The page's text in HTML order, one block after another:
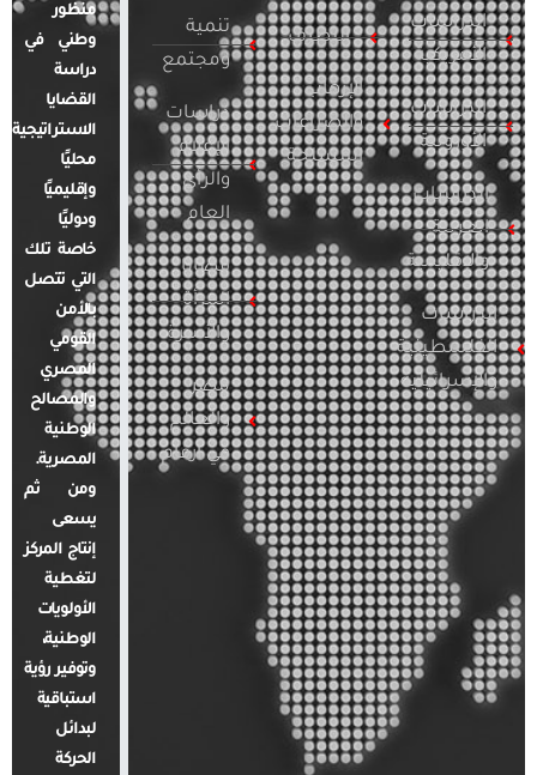
الدراسات
الأمريكية
الدراسات
الأوروبية
الدراسات
العربية
والإقليمية
الدراسات
الفلسطينية
والإسرائيلية
التطرف
الإرهاب
والصراعات
المسلحة
تنمية
ومجتمع
دراسات
الإعلام
والرأي
العام
قضايا
المرأة
والأسرة
مصر
والعالم
في أرقام
منظور
وطني في
دراسة
القضايا
الاستراتيجية
محليًا
وإقليميًا
ودوليًا
خاصة تلك
التي تتصل
بالأمن
القومي
المصري
والمصالح
الوطنية
المصرية.
ومن ثم
يسعى
إنتاج المركز
لتغطية
الأولويات
الوطنية،
وتوفير رؤية
استباقية
لبدائل
الحركة